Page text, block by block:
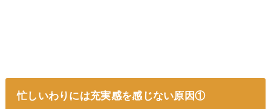
忙しいわりには充実感を感じない原因①